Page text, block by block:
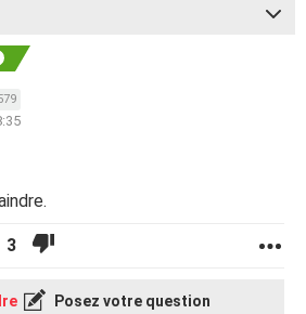
3
Posez votre question